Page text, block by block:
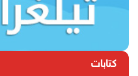
كتابات